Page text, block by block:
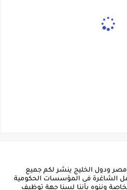
ودول الخليج ينشر لكم جميع
الشاغرة فى المؤسسات الحكومية
وننوه بأننا لسنا جهة توظيف